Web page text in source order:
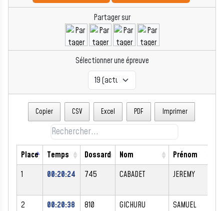
Partager sur
Sélectionner une épreuve
Copier CSV Excel PDF Imprimer
Place Temps Dossard Nom Prénom
1
00:20:24 745 CABADET JEREMY
2 00:20:38 810 GICHURU SAMUEL